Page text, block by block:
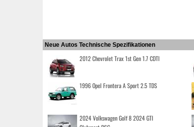
Neue Autos Technische Spezifikationen
2012 Chevrolet Trax 1st Gen 1.7 CDTI
1996 Opel Frontera A Sport 2.5 TDS
2024 Volkswagen Golf 8 2024 GTI